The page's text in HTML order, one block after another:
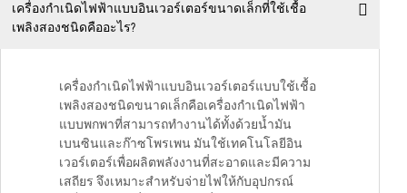
เครื่องกำเนิดไฟฟ้าแบบอินเวอร์เตอร์ขนาดเล็กที่ใช้เชื้อ
เพลิงสองชนิดคืออะไร?
เครื่องกำเนิดไฟฟ้าแบบอินเวอร์เตอร์แบบใช้เชื้อ
เพลิงสองชนิดขนาดเล็กคือเครื่องกำเนิดไฟฟ้า
แบบพกพาที่สามารถทำงานได้ทั้งด้วยน้ำมัน
เบนซินและก๊าซโพรเพน มันใช้เทคโนโลยีอิน
เวอร์เตอร์เพื่อผลิตพลังงานที่สะอาดและมีความ
เสถียร จึงเหมาะสำหรับจ่ายไฟให้กับอุปกรณ์